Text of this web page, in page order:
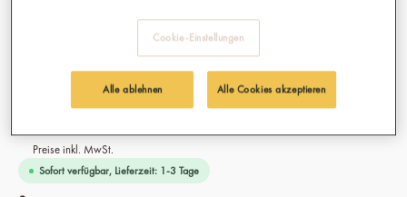
Sorte: Arabica & Robusta Mischung
Intensität: 06/10"
Preise inkl. MwSt.
Sofort verfügbar, Lieferzeit: 1-3 Tage
Cookie-Einstellungen
Alle ablehnen Alle Cookies akzeptieren